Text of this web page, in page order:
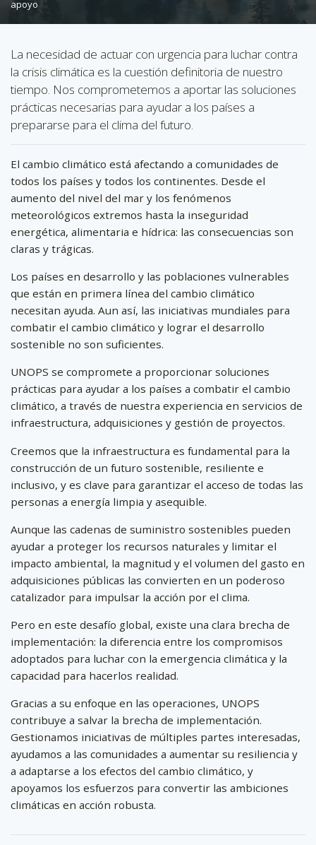
apoyo
La necesidad de actuar con urgencia para luchar contra
la crisis climática es la cuestión definitoria de nuestro
tiempo. Nos comprometemos a aportar las soluciones
prácticas necesarias para ayudar a los países a
prepararse para el clima del futuro.
El cambio climático está afectando a comunidades de
todos los países y todos los continentes. Desde el
aumento del nivel del mar y los fenómenos
meteorológicos extremos hasta la inseguridad
energética, alimentaria e hídrica: las consecuencias son
claras y trágicas.
Los países en desarrollo y las poblaciones vulnerables
que están en primera línea del cambio climático
necesitan ayuda. Aun así, las iniciativas mundiales para
combatir el cambio climático y lograr el desarrollo
sostenible no son suficientes.
UNOPS se compromete a proporcionar soluciones
prácticas para ayudar a los países a combatir el cambio
climático, a través de nuestra experiencia en servicios de
infraestructura, adquisiciones y gestión de proyectos.
Creemos que la infraestructura es fundamental para la
construcción de un futuro sostenible, resiliente e
inclusivo, y es clave para garantizar el acceso de todas las
personas a energía limpia y asequible.
Aunque las cadenas de suministro sostenibles pueden
ayudar a proteger los recursos naturales y limitar el
impacto ambiental, la magnitud y el volumen del gasto en
adquisiciones públicas las convierten en un poderoso
catalizador para impulsar la acción por el clima.
Pero en este desafío global, existe una clara brecha de
implementación: la diferencia entre los compromisos
adoptados para luchar con la emergencia climática y la
capacidad para hacerlos realidad.
Gracias a su enfoque en las operaciones, UNOPS
contribuye a salvar la brecha de implementación.
Gestionamos iniciativas de múltiples partes interesadas,
ayudamos a las comunidades a aumentar su resiliencia y
a adaptarse a los efectos del cambio climático, y
apoyamos los esfuerzos para convertir las ambiciones
climáticas en acción robusta.